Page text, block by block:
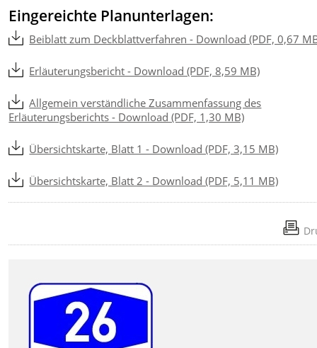
Eingereichte Planunterlagen:
Beiblatt zum Deckblattverfahren - Download (PDF, 0,67
Erläuterungsbericht - Download (PDF, 8,59 MB)
Allgemein verständliche Zusammenfassung des
Erläuterungsberichts - Download (PDF, 1,30 MB)
Übersichtskarte, Blatt 1 - Download (PDF, 3,15 MB)
Übersichtskarte, Blatt 2 - Download (PDF, 5,11 MB)